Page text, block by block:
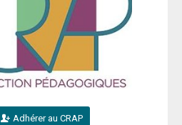
Adhérer au CRAP